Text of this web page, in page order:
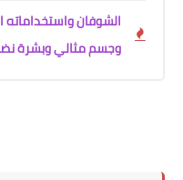
الشوفان
وجسم مثالي وبشرة